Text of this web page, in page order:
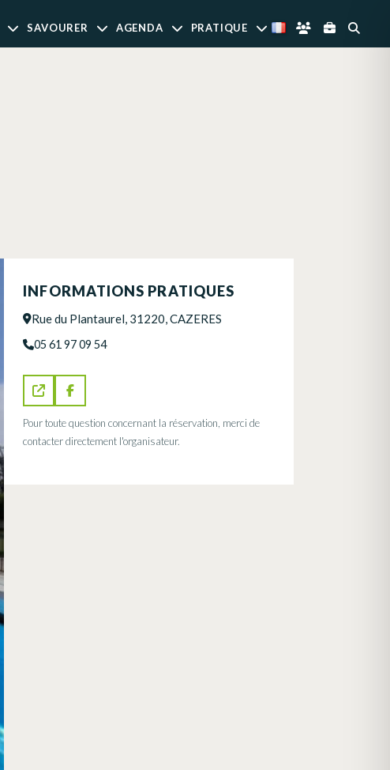
SAVOURER AGENDA PRATIQUE
INFORMATIONS PRATIQUES
Rue du Plantaurel, 31220, CAZERES
05 61 97 09 54
Pour toute question concernant la réservation, merci de
contacter directement l'organisateur.